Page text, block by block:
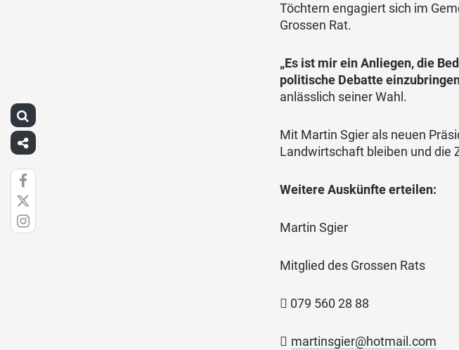
Töchtern engagiert sich im
Grossen Rat.
„Es ist mir ein Anliegen, die
politische Debatte
anlässlich seiner Wahl.
Mit Martin Sgier als neuen
Landwirtschaft bleiben und die
Weitere Auskünfte erteilen:
Martin Sgier
Mitglied des Grossen
 079 560
 martinsgier@hotmail.com